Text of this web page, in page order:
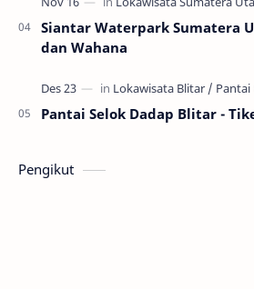
Siantar Waterpark Sumatera
dan Wahana
Pantai Selok Dadap Blitar -
Pengikut